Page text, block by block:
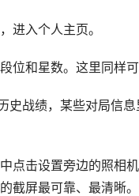
进入个人主页。
位和星数。这里同样可
史战绩，某些对局信
点击设置旁边的照相
截屏最可靠、最清晰